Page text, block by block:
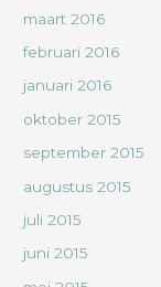
maart 2016
februari 2016
januari 2016
oktober 2015
september 2015
augustus 2015
juli 2015
juni 2015